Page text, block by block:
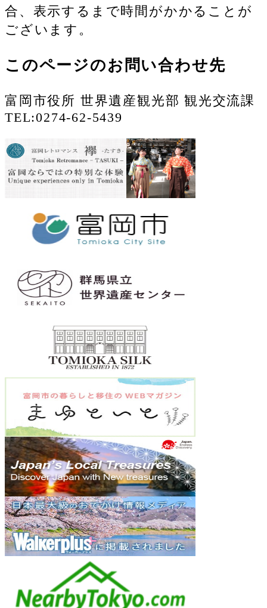
合、表示するまで時間がかかることが
ございます。
このページのお問い合わせ先
富岡市役所 世界遺産観光部 観光交流課
TEL:0274-62-5439